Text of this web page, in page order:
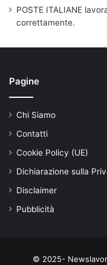
POSTE ITALIANE
correttamente.
Pagine
Chi Siamo
Contatti
Cookie Policy (UE)
Dichiarazione sulla
Disclaimer
Pubblicità
© 2025-